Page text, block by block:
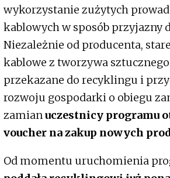
wykorzystanie zużytych
kablowych w sposób przyjazny
Niezależnie od producenta,
kablowe z tworzywa
przekazane do recyklingu i
rozwoju gospodarki o obiegu
zamianuczestnicy programu
voucher na zakup nowych
Od momentu uruchomienia